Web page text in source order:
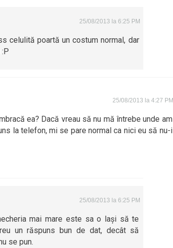
25/08/2013 la 6:25 PM
celulită poartă un costum normal, dar
25/08/2013 la 4:27 PM
ea? Dacă vreau să nu mă întrebe unde am
la telefon, mi se pare normal ca nici eu să nu-i
25/08/2013 la 6:25 PM
mai mare este sa o lași să te
un răspuns bun de dat, decât să
se pun.